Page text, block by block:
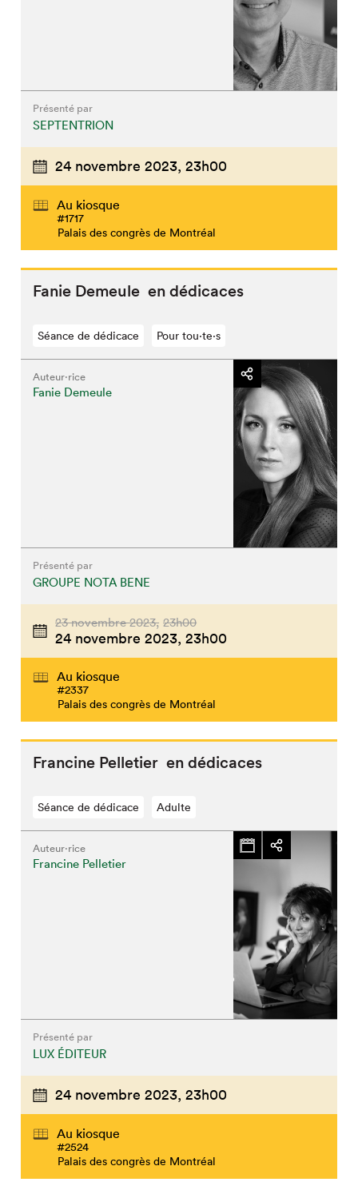
Présenté par
SEPTENTRION
24 novembre 2023, 23h00
Au kiosque
#1717
Palais des congrès de Montréal
Fanie Demeule en dédicaces
Séance de dédicace Pour tou⋅te⋅s
Auteur·rice
Fanie Demeule
Présenté par
GROUPE NOTA BENE
23 novembre 2023, 23h00
24 novembre 2023, 23h00
Au kiosque
#2337
Palais des congrès de Montréal
Francine Pelletier en dédicaces
Séance de dédicace Adulte
Auteur·rice
Francine Pelletier
Présenté par
LUX ÉDITEUR
24 novembre 2023, 23h00
Au kiosque
#2524
Palais des congrès de Montréal